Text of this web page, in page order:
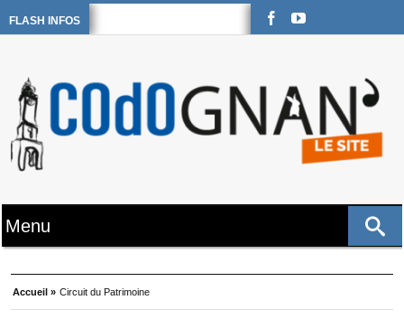
FLASH INFOS
Accueil » Circuit du Patrimoine